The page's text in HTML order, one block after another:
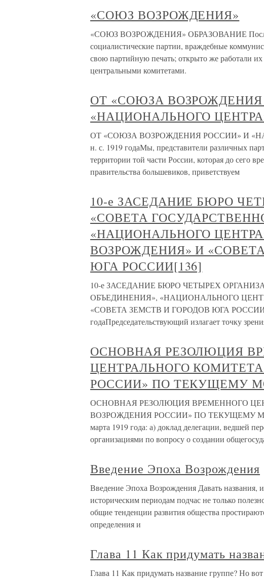
«СОЮЗ ВОЗРОЖДЕНИЯ»
«СОЮЗ ВОЗРОЖДЕНИЯ» ОБРАЗОВАНИЕ После
социалистические партии, враждебные
свою партийную печать; открыто же работали
центральными комитетами.
ОТ «СОЮЗА
«НАЦИОНАЛЬНОГО
ОТ «СОЮЗА ВОЗРОЖДЕНИЯ РОССИИ» И
н. с. 1919 годаМы, представители различных
территории той части России, которая до сего
правительства большевиков, приветствуем
10-е ЗАСЕДАНИЕ БЮРО
«СОВЕТА
«НАЦИОНАЛЬНОГО
ВОЗРОЖДЕНИЯ» И
ЮГА РОССИИ[136]
10-е ЗАСЕДАНИЕ БЮРО ЧЕТЫРЕХ
ОБЪЕДИНЕНИЯ», «НАЦИОНАЛЬНОГО
«СОВЕТА ЗЕМСТВ И ГОРОДОВ ЮГА
годаПредседательствующий излагает точку
ОСНОВНАЯ РЕЗОЛЮЦИЯ
ЦЕНТРАЛЬНОГО
РОССИИ» ПО ТЕКУЩЕМУ
ОСНОВНАЯ РЕЗОЛЮЦИЯ ВРЕМЕННОГО
ВОЗРОЖДЕНИЯ РОССИИ» ПО ТЕКУЩЕМУ
марта 1919 года: а) доклад делегации, ведшей
организациями по вопросу о создании
Введение Эпоха Возрождения
Введение Эпоха Возрождения Давать названия,
историческим периодам подчас не только
общие тенденции развития общества
определения и
Глава 11 Как придумать
Глава 11 Как придумать название группе? Но